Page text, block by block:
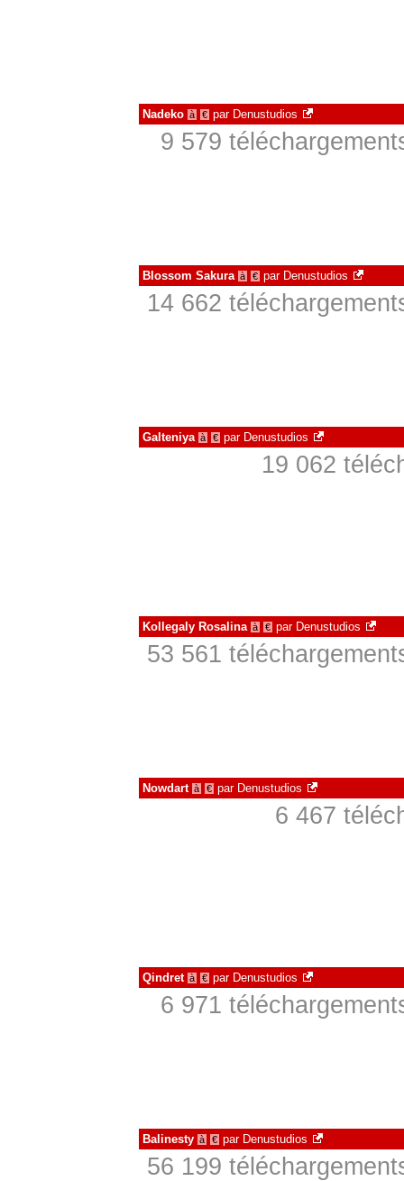
Nadeko à € par Denustudios
9 579
Blossom Sakura à € par Denustudios
14 662
Galteniya à € par Denustudios
19 062
Kollegaly Rosalina à € par Denustudios
53 561
Nowdart à € par Denustudios
6 467
Qindret à € par Denustudios
6 971
Balinesty à € par Denustudios
56 199